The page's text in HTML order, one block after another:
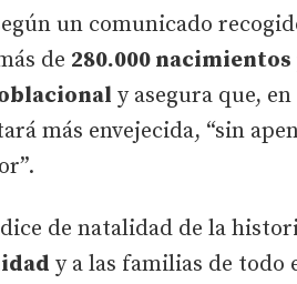
un comunicado
de 280.000
y asegura que,
más envejecida, “sin
de natalidad de la
y a las familias de todo